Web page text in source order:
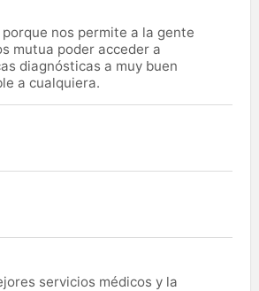
nos permite a la gente
mutua poder acceder a
diagnósticas a muy buen
a cualquiera.
servicios médicos y la